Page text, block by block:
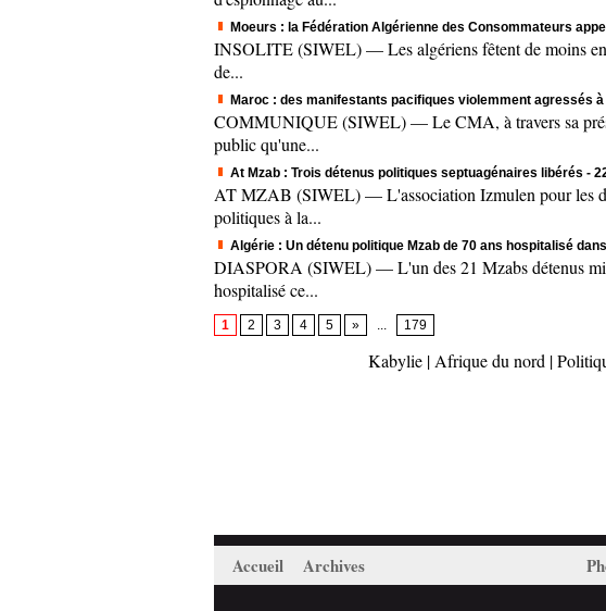
Moeurs : la Fédération Algérienne des Consommateurs
INSOLITE (SIWEL) — Les algériens fêtent de moins en
de...
Maroc : des manifestants pacifiques violemment agressés
COMMUNIQUE (SIWEL) — Le CMA, à travers sa
public qu'une...
At Mzab : Trois détenus politiques septuagénaires libérés -
AT MZAB (SIWEL) — L'association Izmulen pour les
politiques à la...
Algérie : Un détenu politique Mzab de 70 ans hospitalisé
DIASPORA (SIWEL) — L'un des 21 Mzabs détenus
hospitalisé ce...
1 2 3 4 5 » 179
Kabylie | Afrique du nord |
Accueil Archives